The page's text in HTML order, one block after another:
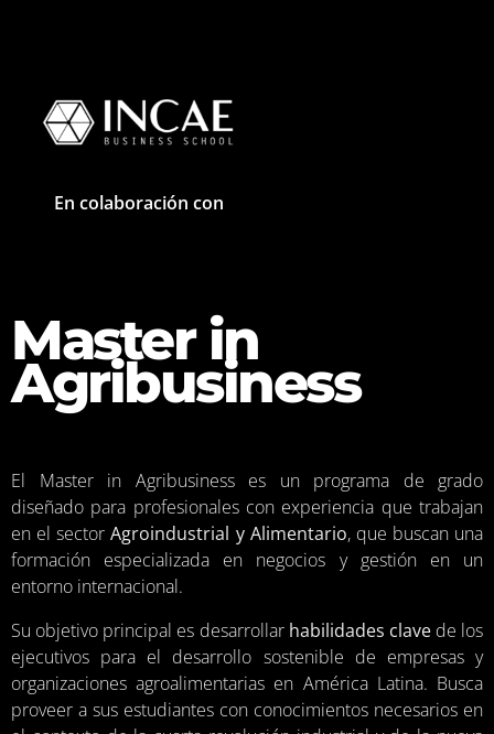
En colaboración con
Master in
Agribusiness
El Master in Agribusiness es un programa de grado
diseñado para profesionales con experiencia que trabajan
en el sectorAgroindustrial y Alimentario, que buscan una
formación especializada en negocios y gestión en un
entorno internacional.
Su objetivo principal es desarrollar habilidades clavede los
ejecutivos para el desarrollo sostenible de empresas y
organizaciones agroalimentarias en América Latina. Busca
proveer a sus estudiantes con conocimientos necesarios en